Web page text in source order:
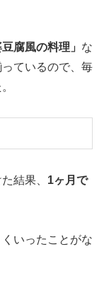
豆腐風の料理」 な
ているので、毎
結果、 1ヶ月で
いったことがな